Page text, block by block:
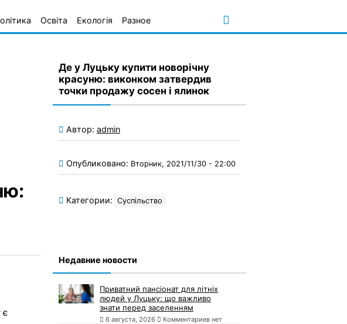
Освіта Екологія Разное
є
Де у Луцьку купити новорічну
красуню: виконком затвердив
точки продажу сосен і ялинок
Автор: admin
Опубликовано: Вторник, 2021/11/30 - 22:00
Категории: Суспільство
Недавние новости
Приватний пансіонат для літніх
людей у Луцьку: що важливо
знати перед заселенням
6 августа, 2026 Комментариев нет